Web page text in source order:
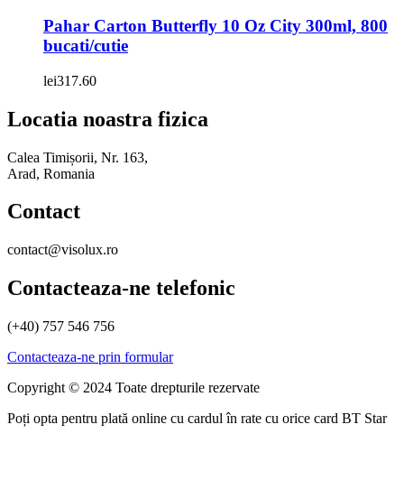
Pahar Carton Butterfly 10 Oz City 300ml, 800
bucati/cutie
lei317.60
Locatia noastra fizica
Calea Timișorii, Nr. 163,
Arad, Romania
Contact
contact@visolux.ro
Contacteaza-ne telefonic
(+40) 757 546 756
Contacteaza-ne prin formular
Copyright © 2024 Toate drepturile rezervate
Poți opta pentru plată online cu cardul în rate cu orice card BT Star